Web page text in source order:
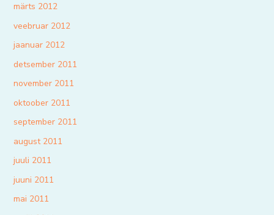
märts 2012
veebruar 2012
jaanuar 2012
detsember 2011
november 2011
oktoober 2011
september 2011
august 2011
juuli 2011
juuni 2011
mai 2011